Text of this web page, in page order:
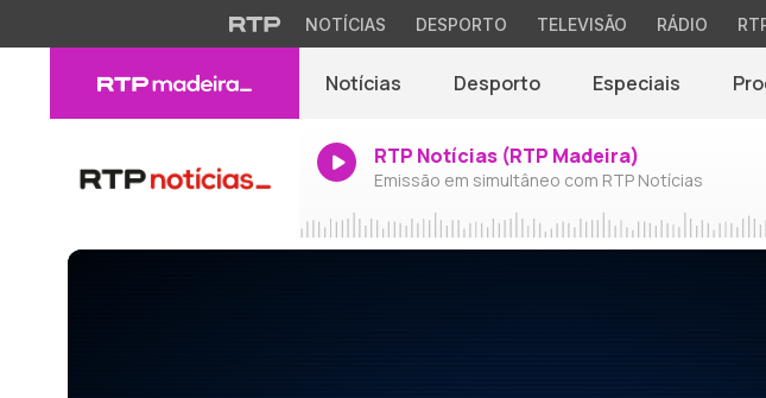
NOTÍCIAS DESPORTO TELEVISÃO RÁDIO
Notícias Desporto Especiais
RTP Notícias (RTP Madeira)
Emissão em simultâneo com RTP Notícias